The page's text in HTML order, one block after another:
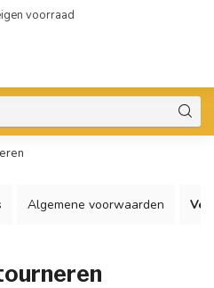
voorraad
Algemene voorwaarden